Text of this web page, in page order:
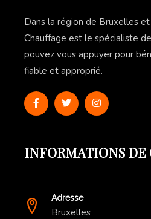
Dans la région de Bruxelles
Chauffage est le spécialiste
pouvez vous appuyer pour
fiable et approprié.
INFORMATIONS DE
Adresse
Bruxelles